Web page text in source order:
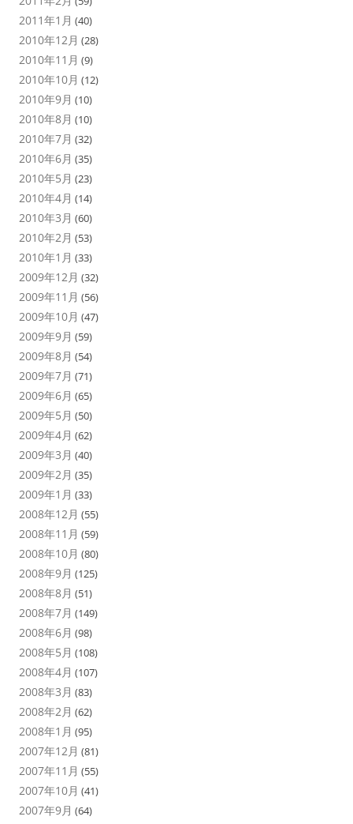
2011年1月 (40)
2010年12月 (28)
2010年11月 (9)
2010年10月 (12)
2010年9月 (10)
2010年8月 (10)
2010年7月 (32)
2010年6月 (35)
2010年5月 (23)
2010年4月 (14)
2010年3月 (60)
2010年2月 (53)
2010年1月 (33)
2009年12月 (32)
2009年11月 (56)
2009年10月 (47)
2009年9月 (59)
2009年8月 (54)
2009年7月 (71)
2009年6月 (65)
2009年5月 (50)
2009年4月 (62)
2009年3月 (40)
2009年2月 (35)
2009年1月 (33)
2008年12月 (55)
2008年11月 (59)
2008年10月 (80)
2008年9月 (125)
2008年8月 (51)
2008年7月 (149)
2008年6月 (98)
2008年5月 (108)
2008年4月 (107)
2008年3月 (83)
2008年2月 (62)
2008年1月 (95)
2007年12月 (81)
2007年11月 (55)
2007年10月 (41)
2007年9月 (64)